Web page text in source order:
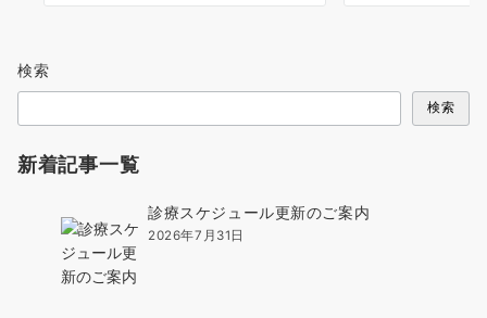
検索
検索
新着記事一覧
診療スケジュール更新のご案内
2026年7月31日